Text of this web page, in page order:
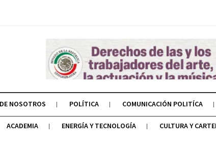
NOSOTROS POLÍTICA COMUNICACIÓN POLITÍCA
ACADEMIA ENERGÍA Y TECNOLOGÍA CULTURA Y